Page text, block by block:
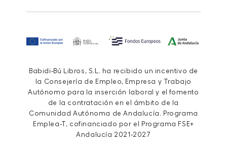
Babidi-Bú Libros, S.L. ha recibido un incentivo de
la Consejería de Empleo, Empresa y Trabajo
Autónomo para la inserción laboral y el fomento
de la contratación en el ámbito de la
Comunidad Autónoma de Andalucía. Programa
Emplea-T, cofinanciado por el Programa FSE+
Andalucía 2021-2027